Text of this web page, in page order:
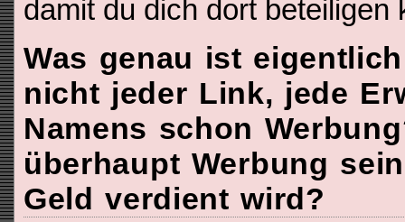
damit du dich dort beteiligen
Was genau ist
nicht jeder Link, jede
Namens schon
überhaupt Werbung
Geld verdient wird?